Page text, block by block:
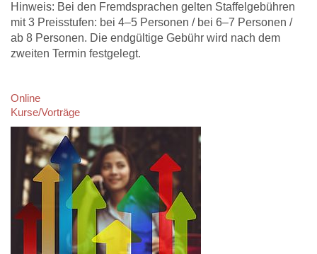
Hinweis: Bei den Fremdsprachen gelten Staffelgebühren
mit 3 Preisstufen: bei 4–5 Personen / bei 6–7 Personen /
ab 8 Personen. Die endgültige Gebühr wird nach dem
zweiten Termin festgelegt.
Online
Kurse/Vorträge